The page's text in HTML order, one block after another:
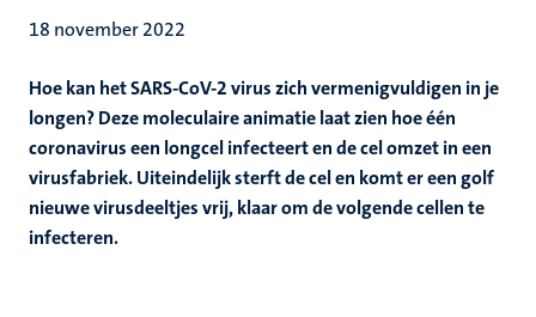
18 november 2022
Hoe kan het SARS-CoV-2 virus zich vermenigvuldigen in je
longen? Deze moleculaire animatie laat zien hoe één
coronavirus een longcel infecteert en de cel omzet in een
virusfabriek. Uiteindelijk sterft de cel en komt er een golf
nieuwe virusdeeltjes vrij, klaar om de volgende cellen te
infecteren.